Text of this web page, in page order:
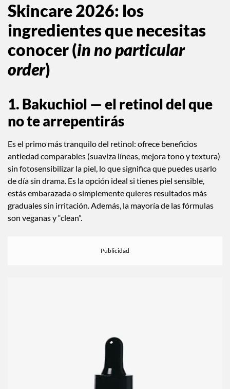
Skincare 2026: los
ingredientes que necesitas
conocer (in no particular
order)
1. Bakuchiol — el retinol del que
no te arrepentirás
Es el primo más tranquilo del retinol: ofrece beneficios
antiedad comparables (suaviza líneas, mejora tono y textura)
sin fotosensibilizar la piel, lo que significa que puedes usarlo
de día sin drama. Es la opción ideal si tienes piel sensible,
estás embarazada o simplemente quieres resultados más
graduales sin irritación. Además, la mayoría de las fórmulas
son veganas y “clean”.